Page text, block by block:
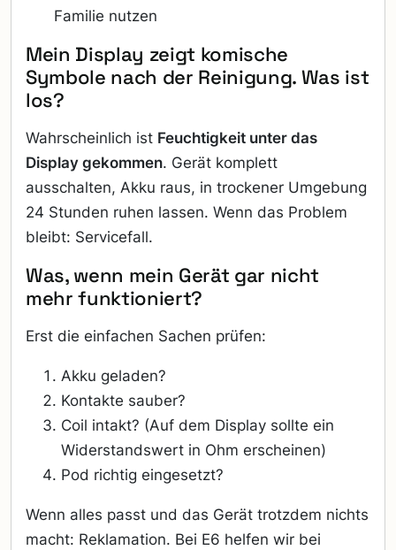
Familie nutzen
Mein Display zeigt komische
Symbole nach der Reinigung. Was ist
los?
Wahrscheinlich ist Feuchtigkeit unter das
Display gekommen. Gerät komplett
ausschalten, Akku raus, in trockener Umgebung
24 Stunden ruhen lassen. Wenn das Problem
bleibt: Servicefall.
Was, wenn mein Gerät gar nicht
mehr funktioniert?
Erst die einfachen Sachen prüfen:
Akku geladen?
Kontakte sauber?
Coil intakt? (Auf dem Display sollte ein
Widerstandswert in Ohm erscheinen)
Pod richtig eingesetzt?
Wenn alles passt und das Gerät trotzdem nichts
macht: Reklamation. Bei E6 helfen wir bei